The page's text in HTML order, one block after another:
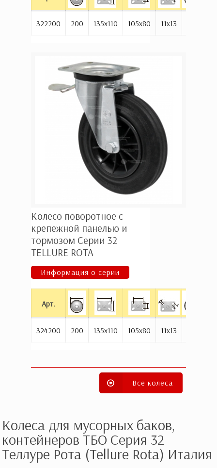
322200 200 135x110 105x80 11x13
Колесо поворотное с
крепежной панелью и
тормозом Серии 32
ТELLURE ROTA
Информация о серии
Арт.
324200 200 135x110 105x80 11x13
Все колеса
Колеса для мусорных баков,
контейнеров ТБО Серия 32
Теллуре Рота (Tellure Rota) Италия